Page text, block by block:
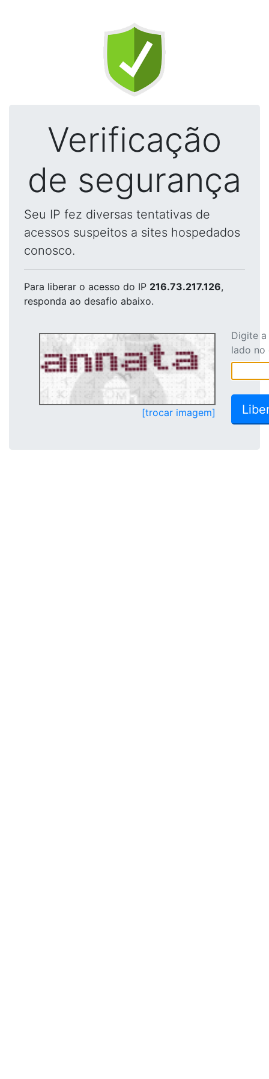
Verificação
de segurança
Seu IP fez diversas tentativas de
acessos suspeitos a sites hospedados
conosco.
Para liberar o acesso do IP 216.73.217.126,
responda ao desafio abaixo.
[trocar imagem]
Digite
lado no